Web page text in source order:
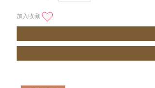
加入收藏